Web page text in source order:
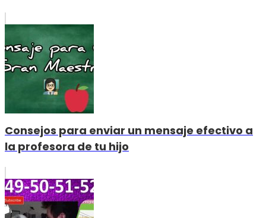
Consejos para enviar un mensaje efectivo a
la profesora de tu hijo